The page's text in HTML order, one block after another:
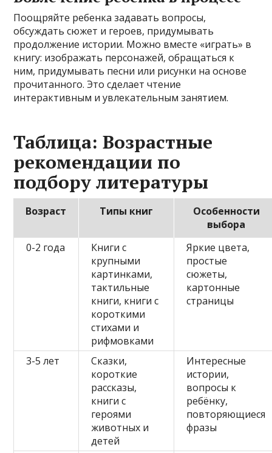
Поощряйте ребенка задавать вопросы,
обсуждать сюжет и героев, придумывать
продолжение истории. Можно вместе «играть» в
книгу: изображать персонажей, обращаться к
ним, придумывать песни или рисунки на основе
прочитанного. Это сделает чтение
интерактивным и увлекательным занятием.
Таблица: Возрастные
рекомендации по
подбору литературы
Возраст Типы книг
Особенности
выбора
0-2 года
Книги с
крупными
картинками,
тактильные
книги, книги с
короткими
стихами и
рифмовками
Яркие цвета,
простые
сюжеты,
картонные
страницы
3-5 лет
Сказки,
короткие
рассказы,
книги с
героями
животных и
детей
Интересные
истории,
вопросы к
ребёнку,
повторяющиеся
фразы